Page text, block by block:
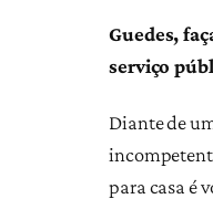
Guedes,
serviço
Diante de
para casa é